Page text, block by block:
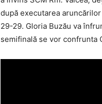
după executarea
29-29. Gloria Buzău va
semifinală se vor confrunta